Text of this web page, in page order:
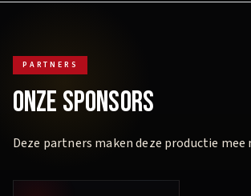
PARTNERS
ONZE SPONSORS
Deze partners maken deze productie